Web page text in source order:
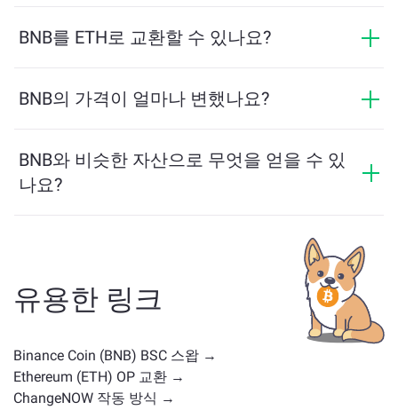
프로세스가 빠르고 익명입니다. 그러나 ChangeNOW Pro
세요!
BNB를 ETH로 교환할 수 있나요?
교환할 수 있습니다. 또한 ChangeNOW는 멀티체인 브리
BNB의 가격이 얼마나 변했나요?
다.
BNB와 비슷한 자산으로 무엇을 얻을 수 있
나요?
테이블코인, 유틸리티 토큰, 거버넌스 코인 또는 다른 유
형일 수 있습니다. 일반적인 대안으로는 유사한 사용 사
례나 시장 위치를 가진 다른 암호화폐가 포함됩니다.주
요 거래 페이지에서 교환 가능한 모든 자산을 확인하세
유용한 링크
Binance Coin (BNB) BSC 스왑 →
Ethereum (ETH) OP 교환 →
ChangeNOW 작동 방식 →